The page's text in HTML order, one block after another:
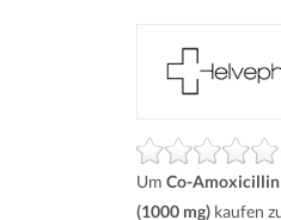
Um Co-
(1000 mg) kaufen